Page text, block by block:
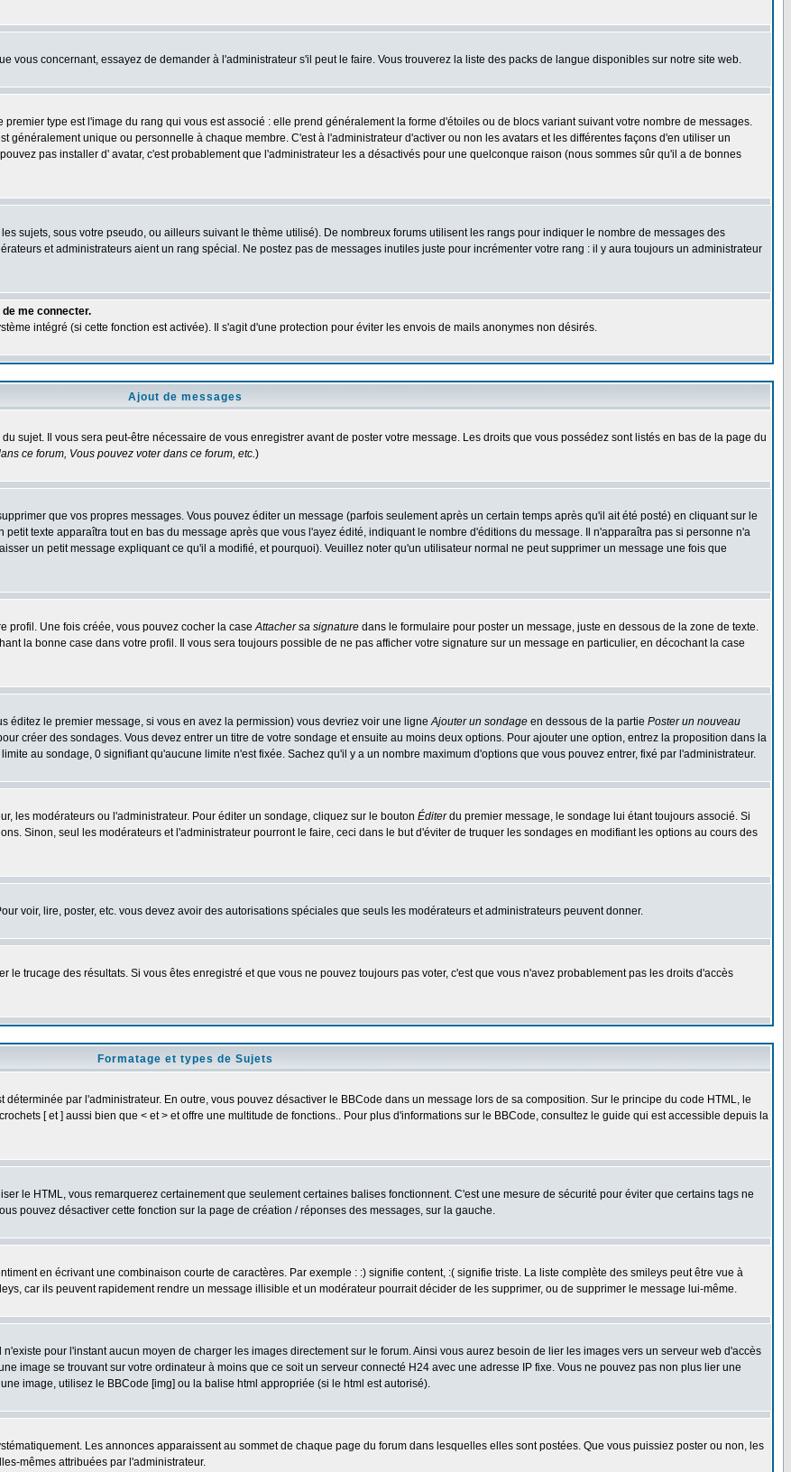
vous concernant, essayez de demander à l'administrateur s'il peut le faire. Vous trouverez la liste des packs de langue disponibles sur notre site web.
type est l'image du rang qui vous est associé : elle prend généralement la forme d'étoiles ou de blocs variant suivant votre nombre de messages.
généralement unique ou personnelle à chaque membre. C'est à l'administrateur d'activer ou non les avatars et les différentes façons d'en utiliser un
pas installer d' avatar, c'est probablement que l'administrateur les a désactivés pour une quelconque raison (nous sommes sûr qu'il a de bonnes
sujets, sous votre pseudo, ou ailleurs suivant le thème utilisé). De nombreux forums utilisent les rangs pour indiquer le nombre de messages des
et administrateurs aient un rang spécial. Ne postez pas de messages inutiles juste pour incrémenter votre rang : il y aura toujours un administrateur
me connecter.
intégré (si cette fonction est activée). Il s'agit d'une protection pour éviter les envois de mails anonymes non désirés.
Ajout de messages
sujet. Il vous sera peut-être nécessaire de vous enregistrer avant de poster votre message. Les droits que vous possédez sont listés en bas de la page du
ce forum, Vous pouvez voter dans ce forum, etc.)
que vos propres messages. Vous pouvez éditer un message (parfois seulement après un certain temps après qu'il ait été posté) en cliquant sur le
texte apparaîtra tout en bas du message après que vous l'ayez édité, indiquant le nombre d'éditions du message. Il n'apparaîtra pas si personne n'a
un petit message expliquant ce qu'il a modifié, et pourquoi). Veuillez noter qu'un utilisateur normal ne peut supprimer un message une fois que
profil. Une fois créée, vous pouvez cocher la caseAttacher sa signature dans le formulaire pour poster un message, juste en dessous de la zone de texte.
la bonne case dans votre profil. Il vous sera toujours possible de ne pas afficher votre signature sur un message en particulier, en décochant la case
éditez le premier message, si vous en avez la permission) vous devriez voir une ligneAjouter un sondage en dessous de la partie Poster un nouveau
créer des sondages. Vous devez entrer un titre de votre sondage et ensuite au moins deux options. Pour ajouter une option, entrez la proposition dans la
au sondage, 0 signifiant qu'aucune limite n'est fixée. Sachez qu'il y a un nombre maximum d'options que vous pouvez entrer, fixé par l'administrateur.
les modérateurs ou l'administrateur. Pour éditer un sondage, cliquez sur le bouton Éditerdu premier message, le sondage lui étant toujours associé. Si
Sinon, seul les modérateurs et l'administrateur pourront le faire, ceci dans le but d'éviter de truquer les sondages en modifiant les options au cours des
voir, lire, poster, etc. vous devez avoir des autorisations spéciales que seuls les modérateurs et administrateurs peuvent donner.
trucage des résultats. Si vous êtes enregistré et que vous ne pouvez toujours pas voter, c'est que vous n'avez probablement pas les droits d'accès
Formatage et types de Sujets
par l'administrateur. En outre, vous pouvez désactiver le BBCode dans un message lors de sa composition. Sur le principe du code HTML, le
[ et ] aussi bien que < et > et offre une multitude de fonctions.. Pour plus d'informations sur le BBCode, consultez le guide qui est accessible depuis la
le HTML, vous remarquerez certainement que seulement certaines balises fonctionnent. C'est une mesure de sécurité pour éviter que certains tags ne
pouvez désactiver cette fonction sur la page de création / réponses des messages, sur la gauche.
en écrivant une combinaison courte de caractères. Par exemple : :) signifie content, :( signifie triste. La liste complète des smileys peut être vue à
car ils peuvent rapidement rendre un message illisible et un modérateur pourrait décider de les supprimer, ou de supprimer le message lui-même.
pour l'instant aucun moyen de charger les images directement sur le forum. Ainsi vous aurez besoin de lier les images vers un serveur web d'accès
image se trouvant sur votre ordinateur à moins que ce soit un serveur connecté H24 avec une adresse IP fixe. Vous ne pouvez pas non plus lier une
image, utilisez le BBCode [img] ou la balise html appropriée (si le html est autorisé).
Les annonces apparaissent au sommet de chaque page du forum dans lesquelles elles sont postées. Que vous puissiez poster ou non, les
mêmes attribuées par l'administrateur.